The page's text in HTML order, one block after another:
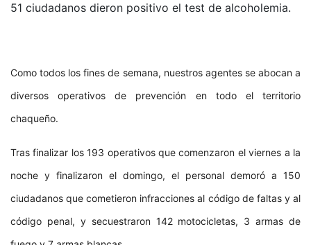
51 ciudadanos dieron positivo el test de alcoholemia.
Como todos los fines de semana, nuestros agentes se abocan a
diversos operativos de prevención en todo el territorio
chaqueño.
Tras finalizar los 193 operativos que comenzaron el viernes a la
noche y finalizaron el domingo, el personal demoró a 150
ciudadanos que cometieron infracciones al código de faltas y al
código penal, y secuestraron 142 motocicletas, 3 armas de